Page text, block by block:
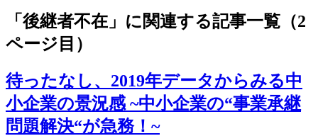
「後継者不在」に関連する記事一覧（2
ページ目）
待ったなし、2019年データからみる中
小企業の景況感 ~中小企業の“事業承継
問題解決“が急務！~